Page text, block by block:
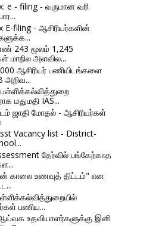
e - filing - வருமான வரி
E-filing - ஆசிரியர்களின்
243 மூலம் 1,245
மாநில அளவில...
ஆசிரியர் பணியிடங்களை
அறிவ...
மதுமதி IAS...
ஜாதி மோதல் - ஆசிரியர்கள்
Vacancy list - District-
தேர்வில் பங்கேற்காத
காலை உணவுத் திட்டம்" என
பணிய...
உதவியாளர்களுக்கு இனி